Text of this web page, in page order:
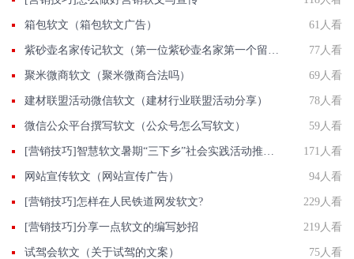
箱包软文（箱包软文广告） 61人看
77人看
聚米微商软文（聚米微商合法吗） 69人看
建材联盟活动微信软文（建材行业联盟活动分享） 78人看
微信公众平台撰写软文（公众号怎么写软文） 59人看
171人看
网站宣传软文（网站宣传广告） 94人看
[营销技巧]怎样在人民铁道网发软文? 229人看
[营销技巧]分享一点软文的编写妙招 219人看
试驾会软文（关于试驾的文案） 75人看